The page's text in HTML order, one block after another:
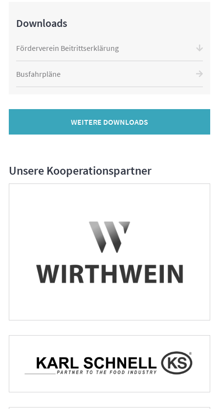
Downloads
Förderverein Beitrittserklärung
Busfahrpläne
WEITERE DOWNLOADS
Unsere Kooperationspartner